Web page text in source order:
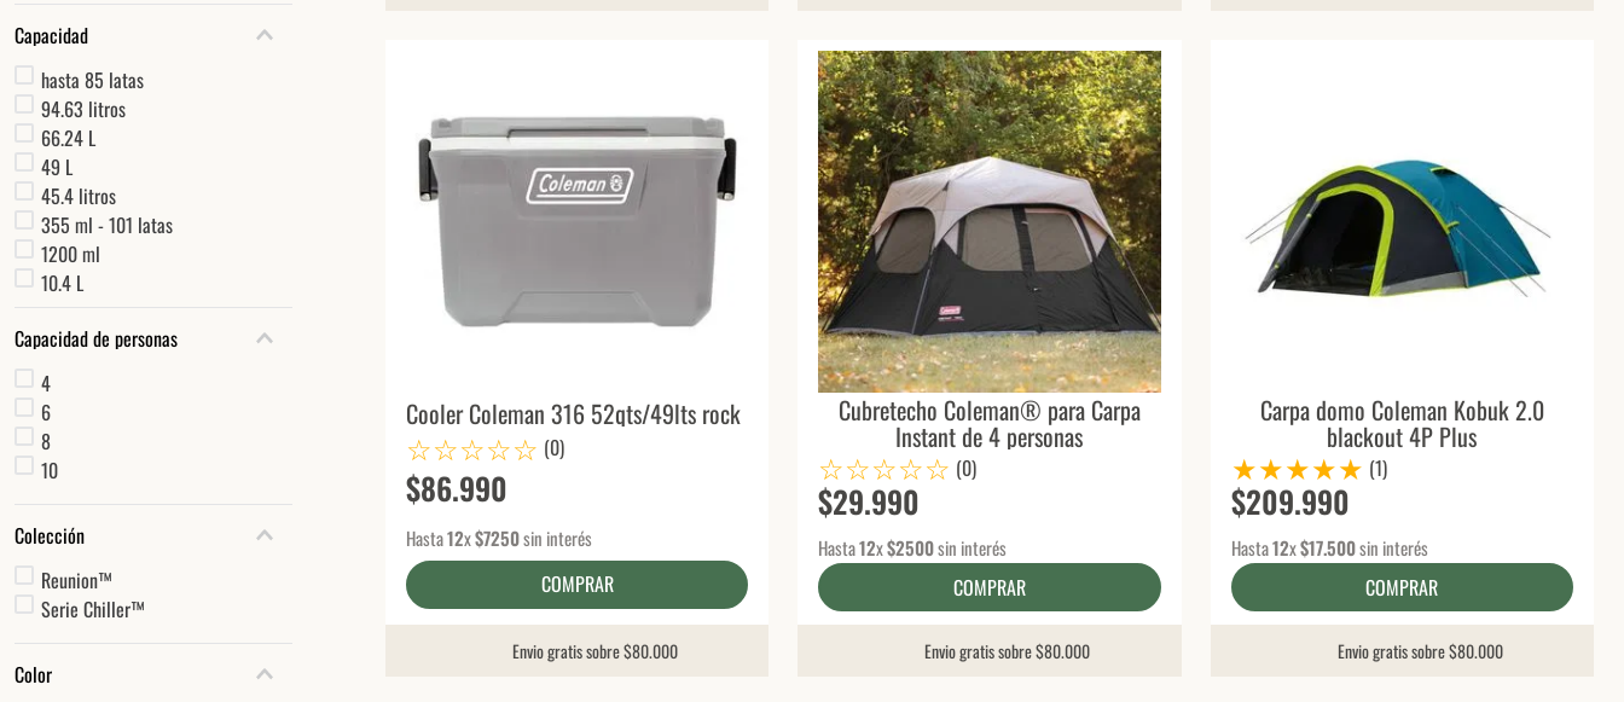
Capacidad
hasta 85 latas
94.63 litros
66.24 L
49 L
45.4 litros
355 ml - 101 latas
1200 ml
10.4 L
Capacidad de personas
4
6
8
10
Colección
Reunion™
Serie Chiller™
Color
Cooler Coleman 316 52qts/49lts rock
☆☆☆☆☆ (0)
$86.990
Hasta12x$7250sin interés
COMPRAR
Envio gratis sobre $80.000
Cubretecho Coleman® para Carpa
Instant de 4 personas
☆☆☆☆☆ (0)
$29.990
Hasta12x$2500sin interés
COMPRAR
Envio gratis sobre $80.000
Carpa domo Coleman Kobuk 2.0
blackout 4P Plus
★★★★★ (1)
$209.990
Hasta12x$17.500sin interés
COMPRAR
Envio gratis sobre $80.000